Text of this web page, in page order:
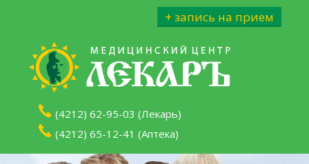
+ запись на прием
(4212) 62-95-03 (Лекарь)
(4212) 65-12-41 (Аптека)